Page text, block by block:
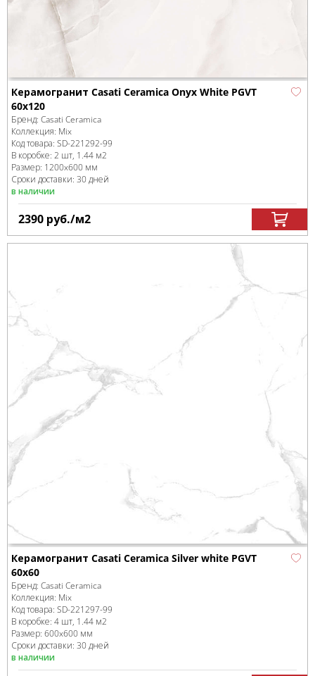
Керамогранит Casati Ceramica Onyx White PGVT
60x120
Бренд: Casati Ceramica
Коллекция: Mix
Код товара: SD-221292-99
В коробке: 2 шт, 1.44 м2
Размер: 1200x600 мм
Сроки доставки: 30 дней
в наличии
2390 руб./м2
Керамогранит Casati Ceramica Silver white PGVT
60x60
Бренд: Casati Ceramica
Коллекция: Mix
Код товара: SD-221297-99
В коробке: 4 шт, 1.44 м2
Размер: 600x600 мм
Сроки доставки: 30 дней
в наличии